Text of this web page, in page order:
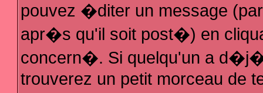
pouvez �diter un message
apr�s qu'il soit post�) en
concern�. Si quelqu'un a
trouverez un petit morceau de